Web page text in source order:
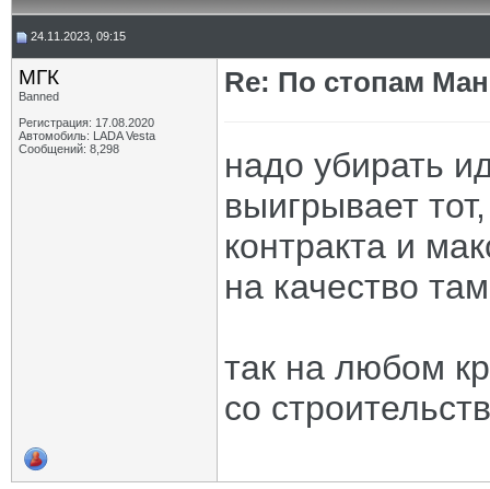
24.11.2023, 09:15
МГК
Banned
Регистрация: 17.08.2020
Автомобиль: LADA Vesta
Сообщений: 8,298
Re: По стопам
надо убирать
выигрывает
контракта и
на качество
так на любом
со